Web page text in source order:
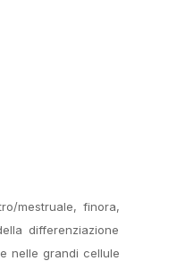
mestruale, finora,
differenziazione
nelle grandi cellule